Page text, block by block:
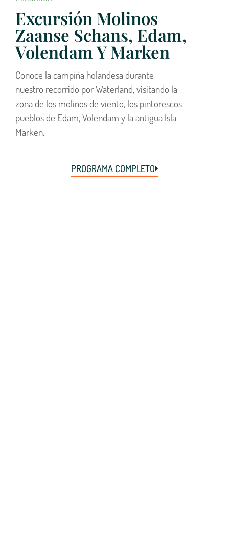
Excursión Molinos
Zaanse Schans, Edam,
Volendam Y Marken
Conoce la campiña holandesa durante
nuestro recorrido por Waterland, visitando la
zona de los molinos de viento, los pintorescos
pueblos de Edam, Volendam y la antigua Isla
Marken.
PROGRAMA COMPLETO